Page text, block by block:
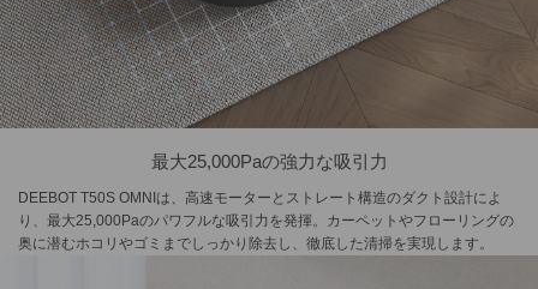
最大25,000Paの強力な吸引力
DEEBOT T50S OMNIは、高速モーターとストレート構造のダクト設計によ
り、最大25,000Paのパワフルな吸引力を発揮。カーペットやフローリングの
奥に潜むホコリやゴミまでしっかり除去し、徹底した清掃を実現します。